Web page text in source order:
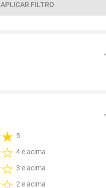
APLICAR FILTRO
5
4 e acima
3 e acima
2 e acima